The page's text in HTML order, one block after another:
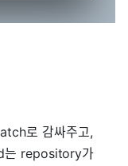
로 감싸주고,
는 repository가